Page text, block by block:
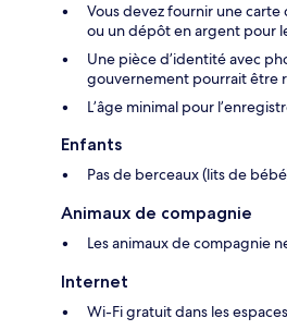
Vous devez fournir une
ou un dépôt en argent pour
Une pièce d’identité avec
gouvernement pourrait être
L’âge minimal pour
Enfants
Pas de berceaux (lits de
Animaux de compagnie
Les animaux de compagnie
Internet
Wi-Fi gratuit dans les